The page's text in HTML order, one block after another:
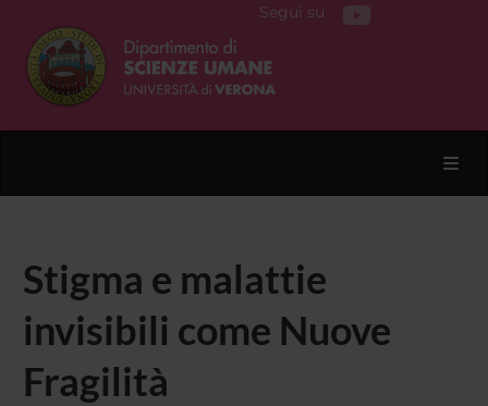
Segui su
Stigma e malattie
invisibili come Nuove
Fragilità